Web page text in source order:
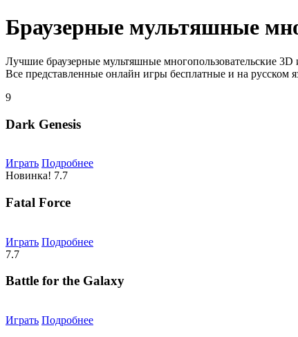
Браузерные мультяшные
Лучшие браузерные мультяшные многопользовательские
Все представленные онлайн игры бесплатные и на русском
9
Dark Genesis
Играть Подробнее
Новинка! 7.7
Fatal Force
Играть Подробнее
7.7
Battle for the Galaxy
Играть Подробнее